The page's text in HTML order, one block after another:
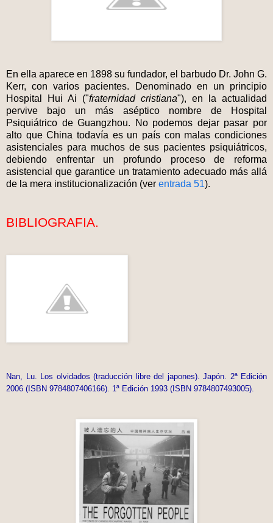
En ella aparece en 1898 su fundador, el barbudo Dr. John G.
Kerr, con varios pacientes. Denominado en un principio
Hospital Hui Ai ("fraternidad cristiana"), en la actualidad
pervive bajo un más aséptico nombre de Hospital
Psiquiátrico de Guangzhou. No podemos dejar pasar por
alto que China todavía es un país con malas condiciones
asistenciales para muchos de sus pacientes psiquiátricos,
debiendo enfrentar un profundo proceso de reforma
asistencial que garantice un tratamiento adecuado más allá
de la mera institucionalización (ver entrada 51).
BIBLIOGRAFIA.
Nan, Lu. Los olvidados (traducción libre del japones). Japón. 2ª Edición
2006 (ISBN 9784807406166). 1ª Edición 1993 (ISBN 9784807493005).